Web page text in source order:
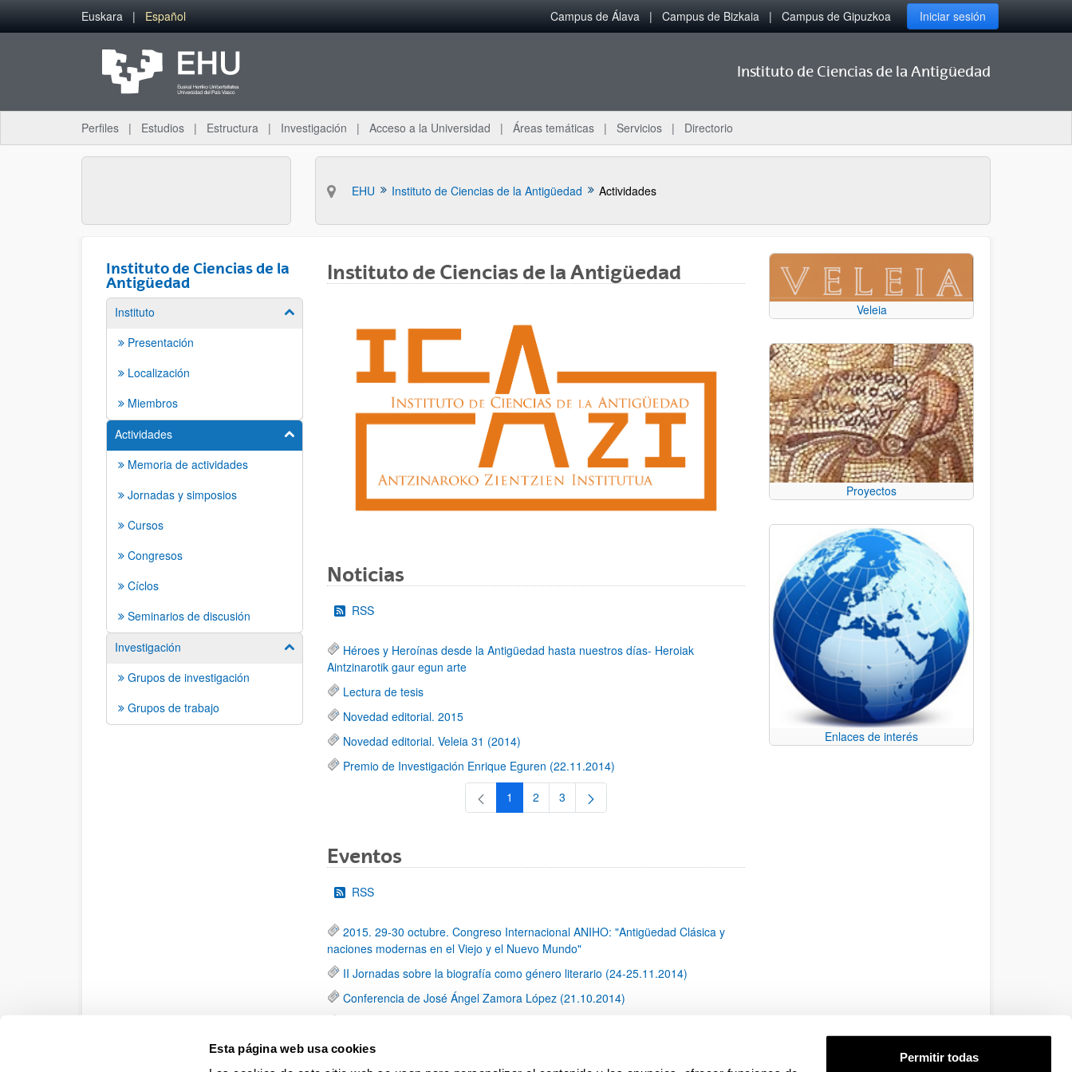
Esta página web usa cookies
Permitir todas
Saltar al contenido principal
Euskara Español Campus de Álava Campus de Bizkaia Campus de Gipuzkoa Iniciar sesión
Instituto de Ciencias de la Antigüedad
Perfiles Estudios Estructura Investigación Acceso a la Universidad Áreas temáticas Servicios Directorio
EHU Instituto de Ciencias de la Antigüedad Actividades
Instituto de Ciencias de la
Antigüedad
Instituto Mostrar/ocultar subpáginas
Presentación
Localización
Miembros
Actividades
Mostrar/ocultar subpáginas
Memoria de actividades
Jornadas y simposios
Cursos
Congresos
Cíclos
Seminarios de discusión
Investigación
Mostrar/ocultar subpáginas
Grupos de investigación
Grupos de trabajo
Instituto de Ciencias de la Antigüedad
Noticias
RSS
Héroes y Heroínas desde la Antigüedad hasta nuestros días- Heroiak
Aintzinarotik gaur egun arte
Lectura de tesis
Novedad editorial. 2015
Novedad editorial. Veleia 31 (2014)
Premio de Investigación Enrique Eguren (22.11.2014)
Página
1 Página
2 Página
3
Eventos
RSS
2015. 29-30 octubre. Congreso Internacional ANIHO: "Antigüedad Clásica y
naciones modernas en el Viejo y el Nuevo Mundo"
II Jornadas sobre la biografía como género literario (24-25.11.2014)
Conferencia de José Ángel Zamora López (21.10.2014)
Veleia
Proyectos
Enlaces de interés